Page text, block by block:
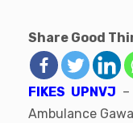
Share Good
FIKES UPNVJ
Ambulance